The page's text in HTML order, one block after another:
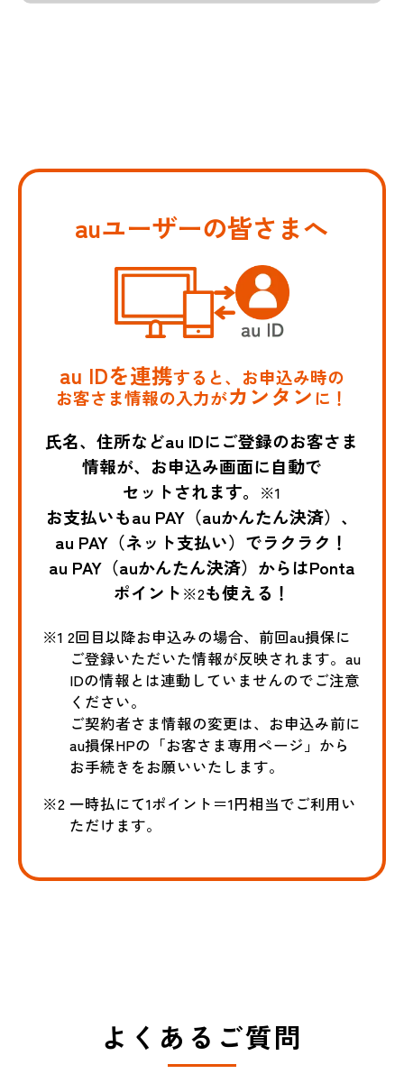
auユーザーの皆さまへ
au IDを連携すると、お申込み時の
お客さま情報の入力がカンタンに！
氏名、住所などau IDにご登録のお客さま
情報が、お申込み画面に自動で
セットされます。
※1
お支払いもau PAY（auかんたん決済）、
au PAY（ネット支払い）でラクラク！
au PAY（auかんたん決済）からはPonta
ポイント ※2も使える！
※1 2回目以降お申込みの場合、前回au損保に
ご登録いただいた情報が反映されます。au
IDの情報とは連動していませんのでご注意
ください。
ご契約者さま情報の変更は、お申込み前に
au損保HPの「お客さま専用ページ」から
お手続きをお願いいたします。
※2 一時払にて1ポイント＝1円相当でご利用い
ただけます。
よくあるご質問